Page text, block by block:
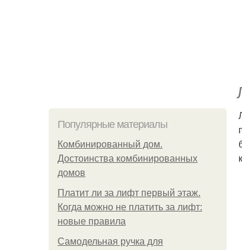
Популярные материалы
Комбинированный дом.
Достоинства комбинированных
домов
Платит ли за лифт первый этаж.
Когда можно не платить за лифт:
новые правила
Самодельная ручка для